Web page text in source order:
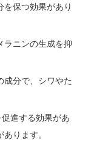
を保つ効果があり
ラニンの生成を抑
成分で、シワやた
進する効果があ
ります。